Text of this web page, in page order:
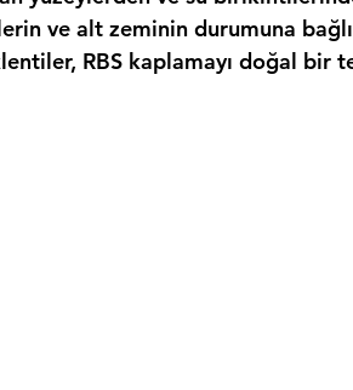
ve alt zeminin durumuna
RBS kaplamayı doğal bir